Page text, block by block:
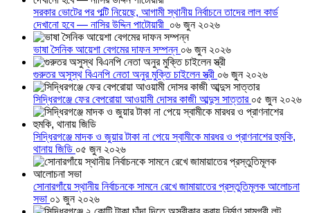
সরকার ভোটের পর পল্টি নিয়েছে, আগামী স্থানীয় নির্বাচনে তাদের লাল কার্ড
দেখানো হবে — নাসির উদ্দিন পাটোয়ারী ০৬ জুন ২০২৬
ভাষা সৈনিক আয়েশা বেগমের দাফন সম্পন্ন ০৬ জুন ২০২৬
গুরুতর অসুস্থ বিএনপি নেতা অনুর মুক্তি চাইলেন স্ত্রী ০৬ জুন ২০২৬
সিদ্ধিরগঞ্জে ফের বেপরোয়া আওয়ামী দোসর কাজী আব্দুস সাত্তার ০৫ জুন ২০২৬
সিদ্ধিরগঞ্জে মাদক ও জুয়ার টাকা না পেয়ে স্বামীকে মারধর ও প্রাণনাশের হুমকি,
থানায় জিডি ০৫ জুন ২০২৬
সোনারগাঁয়ে স্থানীয় নির্বাচনকে সামনে রেখে জামায়াতের প্রস্তুতিমূলক আলোচনা
সভা ০১ জুন ২০২৬